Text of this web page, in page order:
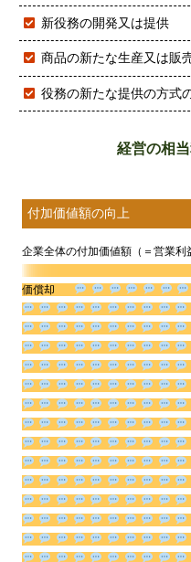
新役務の開発又は提供
商品の新たな生産又は販
役務の新たな提供の方式
経営の相
付加価値額の向上
企業全体の付加価値額（＝営業利
価償却